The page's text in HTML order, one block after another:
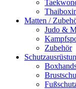
Matten /
Judo &
Zubehör